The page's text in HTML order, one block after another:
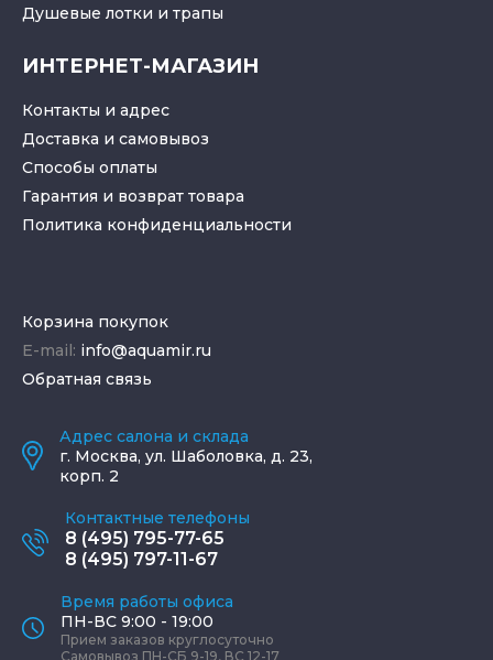
Душевые лотки и трапы
ИНТЕРНЕТ-МАГАЗИН
Контакты и адрес
Доставка и самовывоз
Способы оплаты
Гарантия и возврат товара
Политика конфиденциальности
Корзина покупок
E-mail: info@aquamir.ru
Обратная связь
Адрес салона и склада
г. Москва, ул. Шаболовка, д. 23,
корп. 2
Контактные телефоны
8 (495) 795-77-65
8 (495) 797-11-67
Время работы офиса
ПН-ВС 9:00 - 19:00
Прием заказов круглосуточно
Самовывоз ПН-СБ 9-19, ВС 12-17